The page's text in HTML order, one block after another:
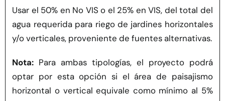
Usar el 50% en No VIS o el 25% en VIS, del total del
agua requerida para riego de jardines horizontales
y/o verticales, proveniente de fuentes alternativas.
Nota: Para ambas tipologías, el proyecto podrá
optar por esta opción si el área de paisajismo
horizontal o vertical equivale como mínimo al 5%